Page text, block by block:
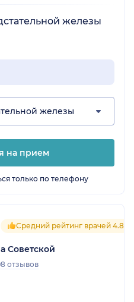
железы
железы
на прием
только по телефону
Средний рейтинг врачей 4.8
Советской
отзывов